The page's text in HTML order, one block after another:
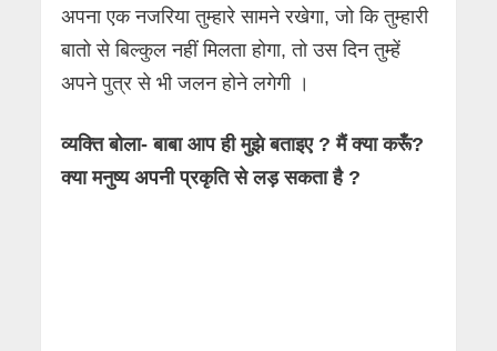
अपना एक नजरिया तुम्हारे सामने रखेगा, जो कि तुम्हारी
बातो से बिल्कुल नहीं मिलता होगा, तो उस दिन तुम्हें
अपने पुत्र से भी जलन होने लगेगी ।
व्यक्ति बोला- बाबा आप ही मुझे बताइए ? मैं क्या करूँ?
क्या मनुष्य अपनी प्रकृति से लड़ सकता है ?